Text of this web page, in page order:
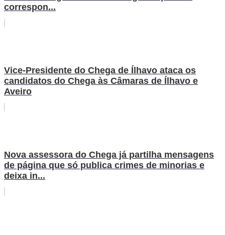
correspon...
Vice-Presidente do Chega de Ílhavo ataca os
candidatos do Chega às Câmaras de Ílhavo e
Aveiro
Nova assessora do Chega já partilha mensagens
de página que só publica crimes de minorias e
deixa in...